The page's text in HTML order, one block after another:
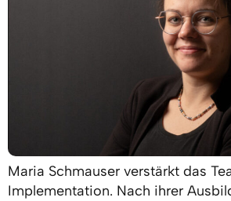
Maria Schmauser verstärkt das
Implementation. Nach ihrer